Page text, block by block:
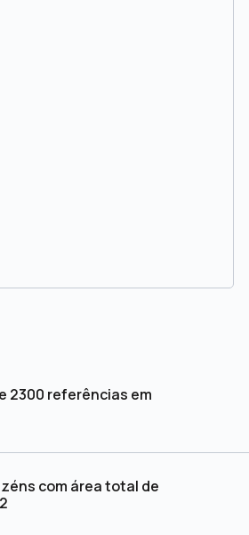
2300 referências em
com área total de